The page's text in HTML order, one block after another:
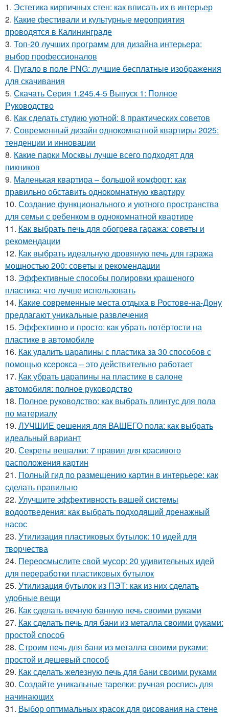
1. Эстетика кирпичных стен: как вписать их в интерьер
2. Какие фестивали и культурные мероприятия
проводятся в Калининграде
3. Топ-20 лучших программ для дизайна интерьера:
выбор профессионалов
4. Пугало в поле PNG: лучшие бесплатные изображения
для скачивания
5. Скачать Серия 1.245.4-5 Выпуск 1: Полное
Руководство
6. Как сделать студию уютной: 8 практических советов
7. Современный дизайн однокомнатной квартиры 2025:
тенденции и инновации
8. Какие парки Москвы лучше всего подходят для
пикников
9. Маленькая квартира – большой комфорт: как
правильно обставить однокомнатную квартиру
10. Создание функционального и уютного пространства
для семьи с ребенком в однокомнатной квартире
11. Как выбрать печь для обогрева гаража: советы и
рекомендации
12. Как выбрать идеальную дровяную печь для гаража
мощностью 200: советы и рекомендации
13. Эффективные способы полировки крашеного
пластика: что лучше использовать
14. Какие современные места отдыха в Ростове-на-Дону
предлагают уникальные развлечения
15. Эффективно и просто: как убрать потёртости на
пластике в автомобиле
16. Как удалить царапины с пластика за 30 способов с
помощью ксерокса – это действительно работает
17. Как убрать царапины на пластике в салоне
автомобиля: полное руководство
18. Полное руководство: как выбрать плинтус для пола
по материалу
19. ЛУЧШИЕ решения для ВАШЕГО пола: как выбрать
идеальный вариант
20. Секреты вешалки: 7 правил для красивого
расположения картин
21. Полный гид по размещению картин в интерьере: как
сделать правильно
22. Улучшите эффективность вашей системы
водоотведения: как выбрать подходящий дренажный
насос
23. Утилизация пластиковых бутылок: 10 идей для
творчества
24. Переосмыслите свой мусор: 20 удивительных идей
для переработки пластиковых бутылок
25. Утилизация бутылок из ПЭТ: как из них сделать
удобные вещи
26. Как сделать вечную банную печь своими руками
27. Как сделать печь для бани из металла своими руками:
простой способ
28. Строим печь для бани из металла своими руками:
простой и дешевый способ
29. Как сделать железную печь для бани своими руками
30. Создайте уникальные тарелки: ручная роспись для
начинающих
31. Выбор оптимальных красок для рисования на стене